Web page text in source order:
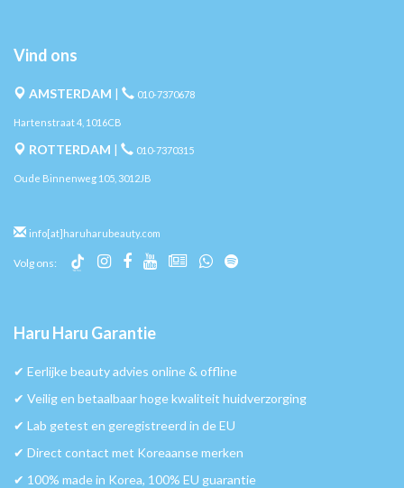
Vind ons
AMSTERDAM | 010-7370678
Hartenstraat 4, 1016CB
ROTTERDAM | 010-7370315
Oude Binnenweg 105, 3012JB
info[at]haruharubeauty.com
Volg ons:
Haru Haru Garantie
✔︎ Eerlijke beauty advies online & offline
✔︎ Veilig en betaalbaar hoge kwaliteit huidverzorging
✔︎ Lab getest en geregistreerd in de EU
✔︎ Direct contact met Koreaanse merken
✔︎ 100% made in Korea, 100% EU guarantie